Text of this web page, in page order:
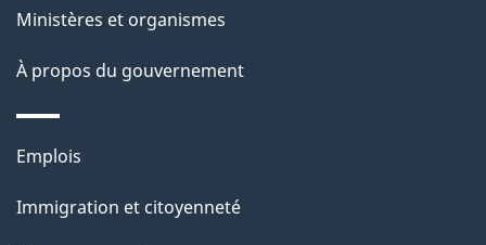
Ministères et organismes
À propos du gouvernement
Thèmes
sujets
Emplois
Immigration et citoyenneté